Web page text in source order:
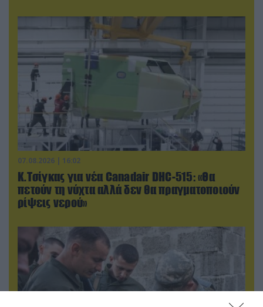
07.08.2026 | 16:02
Κ.Τσίγκας για νέα Canadair DHC-515: «Θα
πετούν τη νύχτα αλλά δεν θα πραγματοποιούν
ρίψεις νερού»